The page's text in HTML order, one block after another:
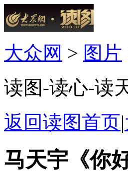
大众网 > 图片
读图-读心-读
返回读图首页|
马天宇《你